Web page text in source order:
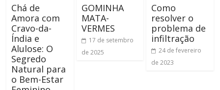
Chá de
Amora com
Cravo-da-
Índia e
Alulose: O
Segredo
Natural para
o Bem-Estar
GOMINHA
MATA-
VERMES
17 de setembro
de 2025
Como
resolver o
problema de
infiltração
24 de fevereiro
de 2023